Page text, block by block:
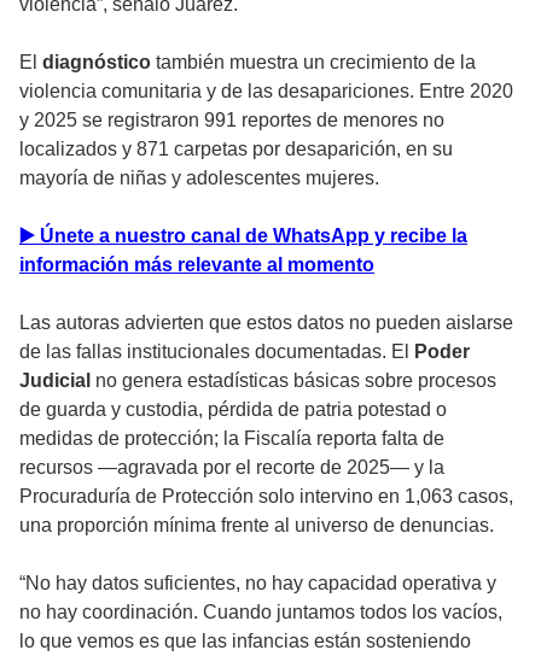
El diagnóstico también muestra un crecimiento de la
violencia comunitaria y de las desapariciones. Entre 2020
y 2025 se registraron 991 reportes de menores no
localizados y 871 carpetas por desaparición, en su
mayoría de niñas y adolescentes mujeres.
▶️ Únete a nuestro canal de WhatsApp y recibe la
información más relevante al momento
Las autoras advierten que estos datos no pueden aislarse
de las fallas institucionales documentadas. El
Poder
Judicial no genera estadísticas básicas sobre procesos
de guarda y custodia, pérdida de patria potestad o
medidas de protección; la Fiscalía reporta falta de
recursos —agravada por el recorte de 2025— y la
Procuraduría de Protección solo intervino en 1,063 casos,
una proporción mínima frente al universo de denuncias.
“No hay datos suficientes, no hay capacidad operativa y
no hay coordinación. Cuando juntamos todos los vacíos,
lo que vemos es que las infancias están sosteniendo